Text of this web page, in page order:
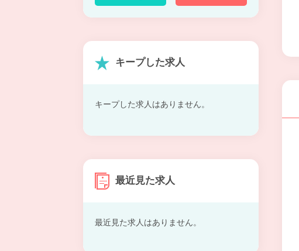
キープした求人
キープした求人はありません。
最近見た求人
最近見た求人はありません。